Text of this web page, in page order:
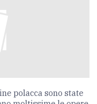
polacca sono state